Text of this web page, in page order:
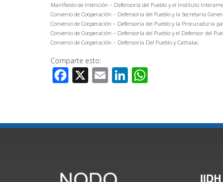
Manifiesto de Intención – Defensoría del Pueblo y el Instituto
Convenio de Cooperación – Defensoría del Pueblo y la Secretaría
Convenio de Cooperación – Defensoría del Pueblo y la Procuraduría
Convenio de Cooperación – Defensoría del Pueblo y el Defensor del
Convenio de Cooperación – Defensoría Del Pueblo y Cathalac
Comparte esto:
Facebook
X EmailLinkedIn